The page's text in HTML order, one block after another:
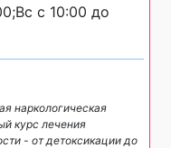
с 10:00 до
наркологическая
курс лечения
- от детоксикации до